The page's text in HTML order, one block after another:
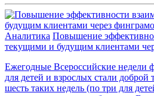
Аналитика Повышение
текущими и будущим клиентами
Ежегодные Всероссийские недели
для детей и взрослых стали
шесть таких недель (по три для